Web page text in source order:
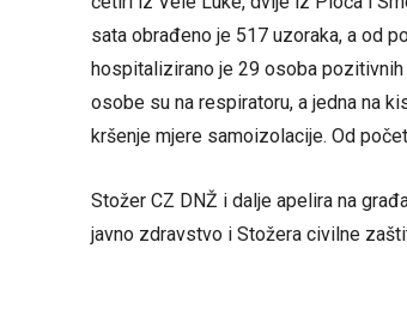
sata obrađeno je 517 uzoraka, a od
hospitalizirano je 29 osoba
osobe su na respiratoru, a jedna na
kršenje mjere samoizolacije. Od
Stožer CZ DNŽ i dalje apelira na
javno zdravstvo i Stožera civilne